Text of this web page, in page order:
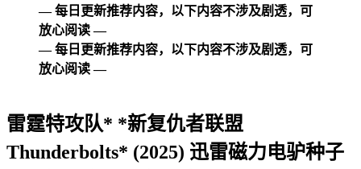
— 每日更新推荐内容，以下内容不涉及剧透，可
放心阅读 —
— 每日更新推荐内容，以下内容不涉及剧透，可
放心阅读 —
雷霆特攻队* *新复仇者联盟
Thunderbolts* (2025) 迅雷磁力电驴种子